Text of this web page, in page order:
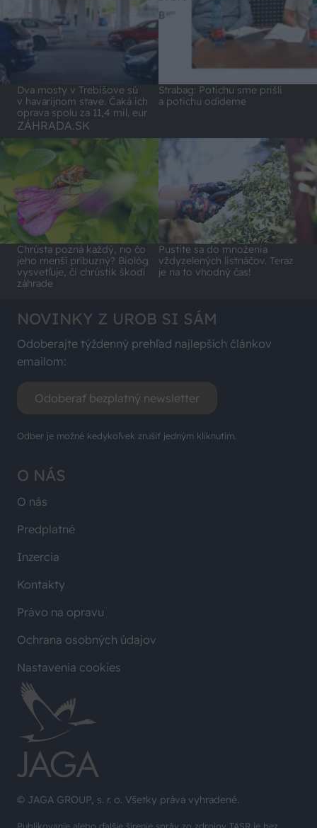
Dva mosty v Trebišove sú
v havarijnom stave. Čaká ich
oprava spolu za 11,4 mil. eur
Strabag: Potichu sme prišli
a potichu odídeme
ZÁHRADA.SK
Chrústa pozná každý, no čo
jeho menší príbuzný? Biológ
vysvetľuje, či chrústik škodí
záhrade
Pustite sa do množenia
vždyzelených listnáčov. Teraz
je na to vhodný čas!
© JAGA GROUP, s. r. o. Všetky práva vyhradené.
Publikovanie alebo ďalšie šírenie správ zo zdrojov TASR je bez
O NÁS
O nás
Predplatné
Inzercia
Kontakty
Právo na opravu
Ochrana osobných údajov
Nastavenia cookies
NOVINKY Z UROB SI SÁM
Odoberajte týždenný prehľad najlepších článkov
emailom:
Odoberať bezplatný newsletter
Odber je možné kedykoľvek zrušiť jedným kliknutím.